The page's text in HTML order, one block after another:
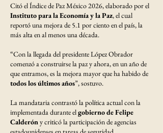
Citó el Índice de Paz México 2026, elaborado por el
Instituto para la Economía y la Paz, el cual
reportó una mejora de 5.1 por ciento en el país, la
más alta en al menos una década.
“Con la llegada del presidente López Obrador
comenzó a construirse la paz y ahora, en un año de
que entramos, es la mejora mayor que ha habido de
todos los últimos años”, sostuvo.
La mandataria contrastó la política actual con la
implementada durante elgobierno de Felipe
Calderóny criticó la participación de agencias